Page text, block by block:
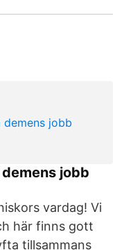
jobb
vardag! Vi
här finns gott
tillsammans